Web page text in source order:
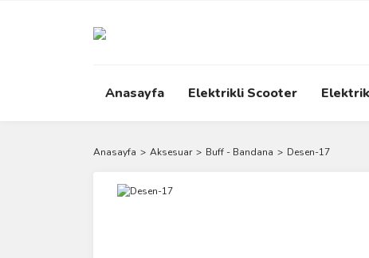
Anasayfa Elektrikli Scooter
Anasayfa Aksesuar Buff - Bandana Desen-17